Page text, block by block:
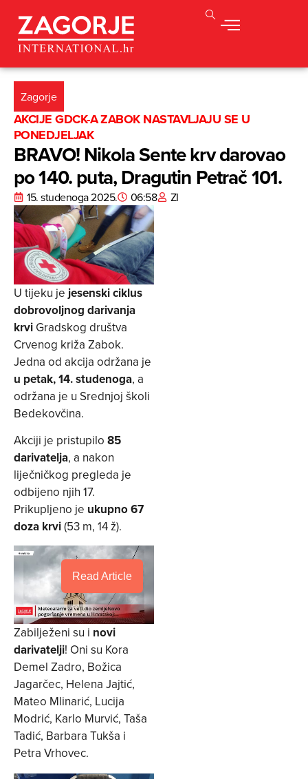
Zagorje
AKCIJE GDCK-A ZABOK NASTAVLJAJU SE U
PONEDJELJAK
BRAVO! Nikola Sente krv darovao
po 140. puta, Dragutin Petrač 101.
15. studenoga 2025. 06:58 ZI
U tijeku je jesenski ciklus
dobrovoljnog darivanja
krvi Gradskog društva
Crvenog križa Zabok.
Jedna od akcija održana je
u petak, 14. studenoga, a
održana je u Srednjoj školi
Bedekovčina.
Akciji je pristupilo 85
darivatelja, a nakon
liječničkog pregleda je
odbijeno njih 17.
Prikupljeno je ukupno 67
doza krvi(53 m, 14 ž).
Read Article
Zabilježeni su i novi
darivatelji! Oni su Kora
Demel Zadro, Božica
Jagarčec, Helena Jajtić,
Mateo Mlinarić, Lucija
Modrić, Karlo Murvić, Taša
Tadić, Barbara Tukša i
Petra Vrhovec.